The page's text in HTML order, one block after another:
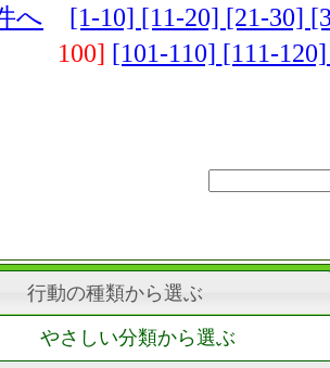
へ [1-10] [11-20] [21-30]
100] [101-110] [111-
行動の種類から選ぶ
やさしい分類から選ぶ